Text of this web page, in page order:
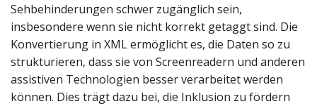
Sehbehinderungen schwer zugänglich sein,
insbesondere wenn sie nicht korrekt getaggt sind. Die
Konvertierung in XML ermöglicht es, die Daten so zu
strukturieren, dass sie von Screenreadern und anderen
assistiven Technologien besser verarbeitet werden
können. Dies trägt dazu bei, die Inklusion zu fördern